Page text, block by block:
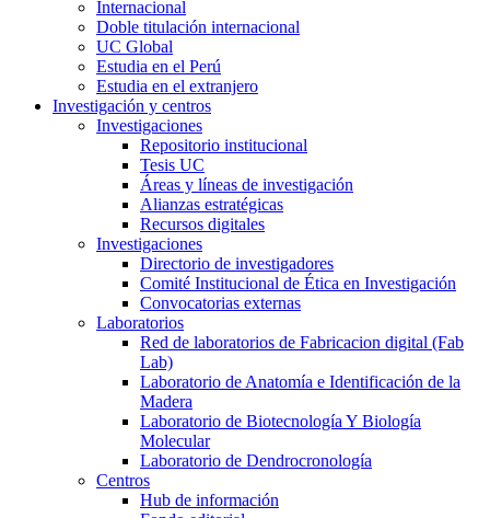
Internacional
Doble titulación internacional
UC Global
Estudia en el Perú
Estudia en el extranjero
Investigación y centros
Investigaciones
Repositorio institucional
Tesis UC
Áreas y líneas de investigación
Alianzas estratégicas
Recursos digitales
Investigaciones
Directorio de investigadores
Comité Institucional de Ética en Investigación
Convocatorias externas
Laboratorios
Red de laboratorios de Fabricacion digital (Fab
Lab)
Laboratorio de Anatomía e Identificación de la
Madera
Laboratorio de Biotecnología Y Biología
Molecular
Laboratorio de Dendrocronología
Centros
Hub de información